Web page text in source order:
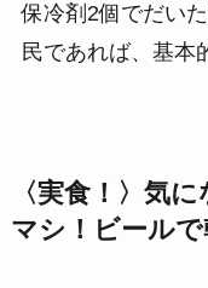
保冷剤2個でだい
民であれば、基本
〈実食！〉気
マシ！ビールで